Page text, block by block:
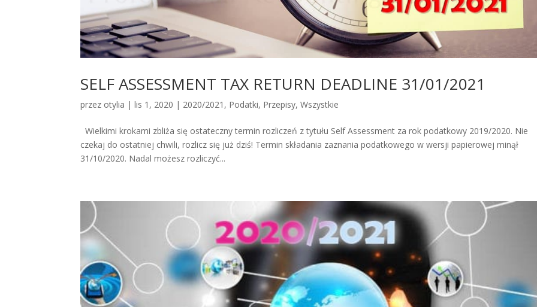
SELF ASSESSMENT TAX RETURN DEADLINE 31/01/2021
przez otylia |lis 1, 2020 | 2020/2021 , Podatki, Przepisy,Wszystkie
Wielkimi krokami zbliża się ostateczny termin rozliczeń z tytułu Self Assessment za rok podatkowy 2019/2020. Nie
czekaj do ostatniej chwili, rozlicz się już dziś! Termin składania zaznania podatkowego w wersji papierowej minął
31/10/2020. Nadal możesz rozliczyć...